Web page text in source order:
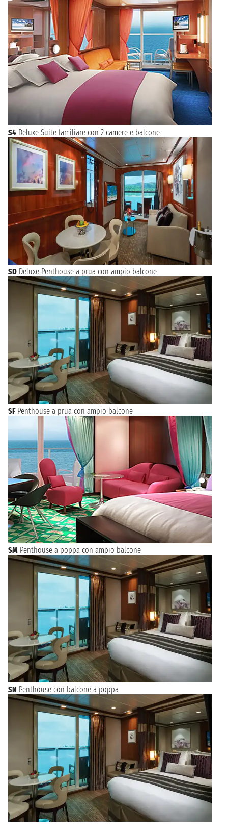
S4 Deluxe Suite familiare con 2 camere e balcone
SD Deluxe Penthouse a prua con ampio balcone
SF Penthouse a prua con ampio balcone
SM Penthouse a poppa con ampio balcone
SN Penthouse con balcone a poppa